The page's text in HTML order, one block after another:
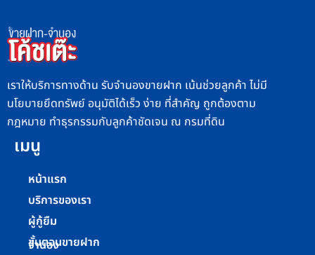
เราให้บริการทางด้าน รับจำนองขายฝาก เน้นช่วยลูกค้า ไม่มี
นโยบายยึดทรัพย์ อนุมัติได้เร็ว ง่าย ที่สำคัญ ถูกต้องตาม
กฎหมาย ทำธุรกรรมกับลูกค้าชัดเจน ณ กรมที่ดิน
เมนู
หน้าแรก
บริการของเรา
ผู้กู้ยืม
ขั้นตอนขายฝาก
จำนอง